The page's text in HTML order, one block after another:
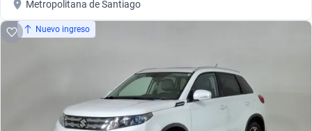
Metropolitana de Santiago
Nuevo ingreso